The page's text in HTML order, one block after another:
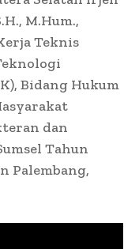
M.Hum.,
Teknis
Bidang Hukum
dan
Tahun
Palembang,